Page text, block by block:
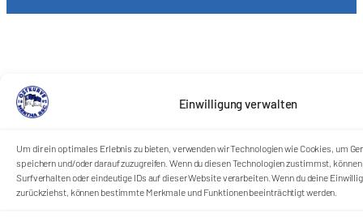
Einwilligung verwalten
Um dir ein optimales Erlebnis zu bieten, verwenden wir Technologien wie Cookies, um
speichern und/oder darauf zuzugreifen. Wenn du diesen Technologien zustimmst,
Surfverhalten oder eindeutige IDs auf dieser Website verarbeiten. Wenn du deine
zurückziehst, können bestimmte Merkmale und Funktionen beeinträchtigt werden.